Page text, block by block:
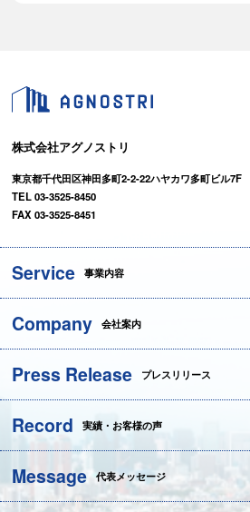
株式会社アグノストリ
東京都千代田区神田多町2-2-22ハヤカワ多町ビル7F
TEL 03-3525-8450
FAX 03-3525-8451
Service 事業内容
Company 会社案内
Press Release プレスリリース
Record 実績・お客様の声
Message 代表メッセージ